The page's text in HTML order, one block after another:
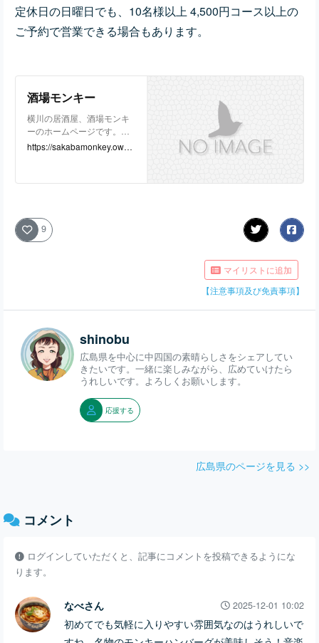
定休日の日曜日でも、10名様以上 4,500円コース以上の
ご予約で営業できる場合もあります。
酒場モンキー
横川の居酒屋、酒場モンキ
ーのホームページです。お
店の基本情報やおすすめ料
理の「２時間飲み放題付５
ーハンバーグも含むおすす
メ！！こうね刺の炙り★」
「★当店一押しの名物料
理！！！モンキーハンバー
https://sakabamonkey.owst.j
9
マイリストに追加
【注意事項及び免責事項】
shinobu
広島県を中心に中四国の素晴らしさをシェアしてい
きたいです。一緒に楽しみながら、広めていけたら
うれしいです。よろしくお願いします。
応援する
広島県のページを見る >>
コメント
ログインしていただくと、記事にコメントを投稿できるようにな
ります。
なべさん 2025-12-01 10:02
初めてでも気軽に入りやすい雰囲気なのはうれしいで